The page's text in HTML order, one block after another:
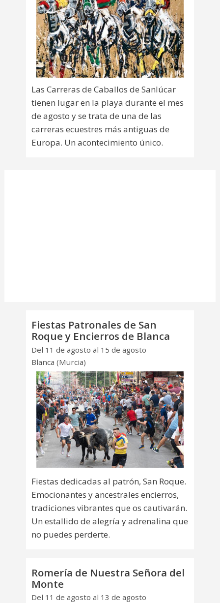
Las Carreras de Caballos de Sanlúcar
tienen lugar en la playa durante el mes
de agosto y se trata de una de las
carreras ecuestres más antiguas de
Europa. Un acontecimiento único.
Fiestas Patronales de San
Roque y Encierros de Blanca
Del 11 de agosto al 15 de agosto
Blanca (Murcia)
Fiestas dedicadas al patrón, San Roque.
Emocionantes y ancestrales encierros,
tradiciones vibrantes que os cautivarán.
Un estallido de alegría y adrenalina que
no puedes perderte.
Romería de Nuestra Señora del
Monte
Del 11 de agosto al 13 de agosto